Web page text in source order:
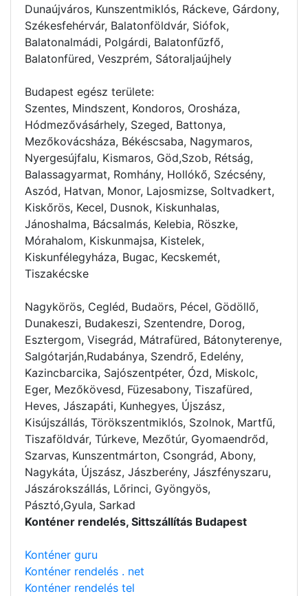
Dunaújváros, Kunszentmiklós, Ráckeve, Gárdony,
Székesfehérvár, Balatonföldvár, Siófok,
Balatonalmádi, Polgárdi, Balatonfűzfő,
Balatonfüred, Veszprém, Sátoraljaújhely
Budapest egész területe:
Szentes, Mindszent, Kondoros, Orosháza,
Hódmezővásárhely, Szeged, Battonya,
Mezőkovácsháza, Békéscsaba, Nagymaros,
Nyergesújfalu, Kismaros, Göd,Szob, Rétság,
Balassagyarmat, Romhány, Hollókő, Szécsény,
Aszód, Hatvan, Monor, Lajosmizse, Soltvadkert,
Kiskőrös, Kecel, Dusnok, Kiskunhalas,
Jánoshalma, Bácsalmás, Kelebia, Röszke,
Mórahalom, Kiskunmajsa, Kistelek,
Kiskunfélegyháza, Bugac, Kecskemét,
Tiszakécske
Nagykörös, Cegléd, Budaörs, Pécel, Gödöllő,
Dunakeszi, Budakeszi, Szentendre, Dorog,
Esztergom, Visegrád, Mátrafüred, Bátonyterenye,
Salgótarján,Rudabánya, Szendrő, Edelény,
Kazincbarcika, Sajószentpéter, Ózd, Miskolc,
Eger, Mezőkövesd, Füzesabony, Tiszafüred,
Heves, Jászapáti, Kunhegyes, Újszász,
Kisújszállás, Törökszentmiklós, Szolnok, Martfű,
Tiszaföldvár, Túrkeve, Mezőtúr, Gyomaendrőd,
Szarvas, Kunszentmárton, Csongrád, Abony,
Nagykáta, Újszász, Jászberény, Jászfényszaru,
Jászárokszállás, Lőrinci, Gyöngyös,
Pásztó,Gyula, Sarkad
Konténer rendelés, Sittszállítás Budapest
Konténer guru
Konténer rendelés . net
Konténer rendelés tel